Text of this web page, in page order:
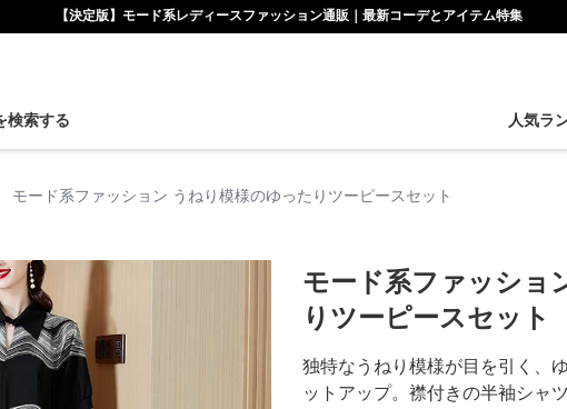
【決定版】モード系レディースファッション通販｜最新コーデとアイテム特集
検索する 人気ラ
モード系ファッション うねり模様のゆったりツーピースセット
モード系ファッショ
りツーピースセット
独特なうねり模様が目を引く、
ットアップ。襟付きの半袖シャ